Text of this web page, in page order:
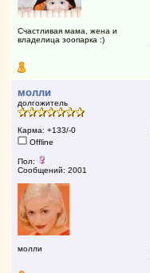
Счастливая мама, жена и
владелица зоопарка :)
молли
долгожитель
Карма: +133/-0
Offline
Пол:
Сообщений: 2001
молли